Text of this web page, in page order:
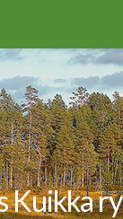
Kuikka ry